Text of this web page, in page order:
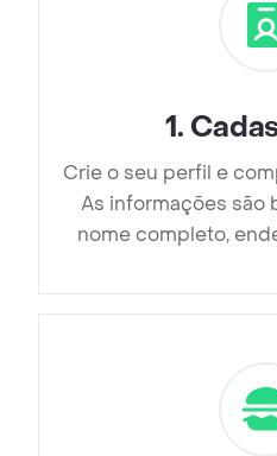
1.
Crie o seu perfil e
As informações são
nome completo,